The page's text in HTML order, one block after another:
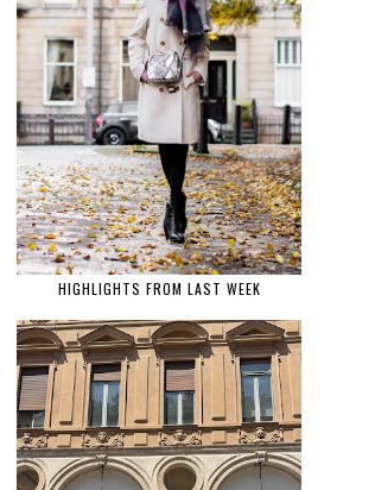
HIGHLIGHTS FROM LAST WEEK